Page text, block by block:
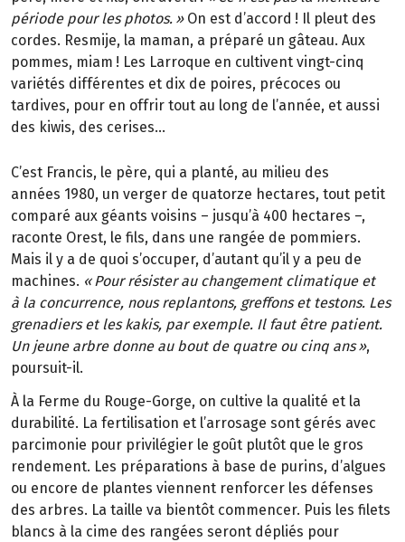
période pour les photos. »On est d’accord ! Il pleut des
cordes. Resmije, la maman, a préparé un gâteau. Aux
pommes, miam ! Les Larroque en cultivent vingt-cinq
variétés différentes et dix de poires, précoces ou
tardives, pour en offrir tout au long de l’année, et aussi
des kiwis, des cerises...
C’est Francis, le père, qui a planté, au milieu des
années 1980, un verger de quatorze hectares, tout petit
comparé aux géants voisins – jusqu’à 400 hectares –,
raconte Orest, le fils, dans une rangée de pommiers.
Mais il y a de quoi s’occuper, d’autant qu’il y a peu de
machines. « Pour résister au changement climatique et
à la concurrence, nous replantons, greffons et testons. Les
grenadiers et les kakis, par exemple. Il faut être patient.
Un jeune arbre donne au bout de quatre ou cinq ans »,
poursuit-il.
À la Ferme du Rouge-Gorge, on cultive la qualité et la
durabilité. La fertilisation et l’arrosage sont gérés avec
parcimonie pour privilégier le goût plutôt que le gros
rendement. Les préparations à base de purins, d’algues
ou encore de plantes viennent renforcer les défenses
des arbres. La taille va bientôt commencer. Puis les filets
blancs à la cime des rangées seront dépliés pour